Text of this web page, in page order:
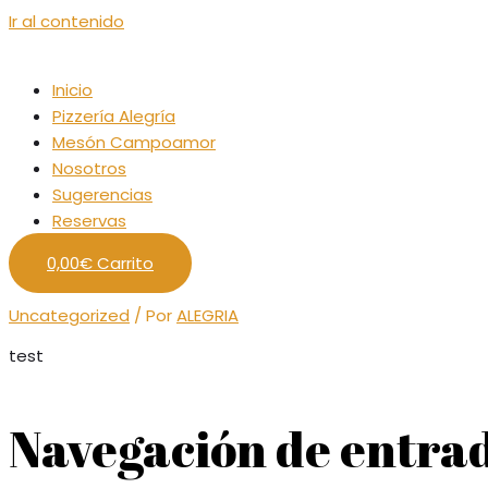
Ir al contenido
Inicio
Pizzería Alegría
Mesón Campoamor
Nosotros
Sugerencias
Reservas
0,00€Carrito
Uncategorized / PorALEGRIA
test
Navegación de